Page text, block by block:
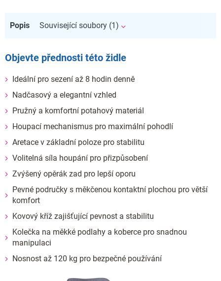
Popis Související soubory (1)
Objevte přednosti této židle
Ideální pro sezení až 8 hodin denně
Nadčasový a elegantní vzhled
Pružný a komfortní potahový materiál
Houpací mechanismus pro maximální pohodlí
Aretace v základní poloze pro stabilitu
Volitelná síla houpání pro přizpůsobení
Zvýšený opěrák zad pro lepší oporu
Pevné područky s měkčenou kontaktní plochou pro větší
komfort
Kovový kříž zajišťující pevnost a stabilitu
Kolečka na měkké podlahy a koberce pro snadnou
manipulaci
Nosnost až 120 kg pro bezpečné používání